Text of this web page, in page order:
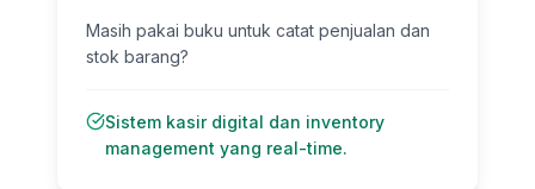
Masih pakai buku untuk catat penjualan dan
stok barang?
Sistem kasir digital dan inventory
management yang real-time.